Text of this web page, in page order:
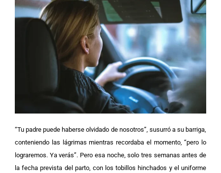
“Tu padre puede haberse olvidado de nosotros”, susurró a su barriga,
conteniendo las lágrimas mientras recordaba el momento, “pero lo
lograremos. Ya verás”. Pero esa noche, solo tres semanas antes de
la fecha prevista del parto, con los tobillos hinchados y el uniforme